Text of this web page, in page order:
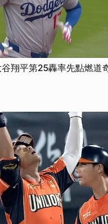
翔平第25轟率先點燃道